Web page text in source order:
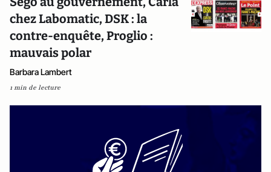
chez Labomatic, DSK : la
contre-enquête, Proglio :
mauvais polar
Barbara Lambert
1 min de lecture